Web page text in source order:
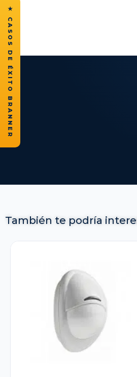
También te podría
★ CASOS DE ÉXITO BRANNER